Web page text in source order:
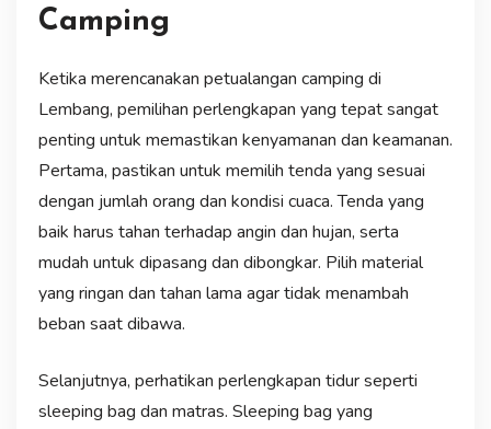
Camping
Ketika merencanakan petualangan camping di
Lembang, pemilihan perlengkapan yang tepat sangat
penting untuk memastikan kenyamanan dan keamanan.
Pertama, pastikan untuk memilih tenda yang sesuai
dengan jumlah orang dan kondisi cuaca. Tenda yang
baik harus tahan terhadap angin dan hujan, serta
mudah untuk dipasang dan dibongkar. Pilih material
yang ringan dan tahan lama agar tidak menambah
beban saat dibawa.
Selanjutnya, perhatikan perlengkapan tidur seperti
sleeping bag dan matras. Sleeping bag yang